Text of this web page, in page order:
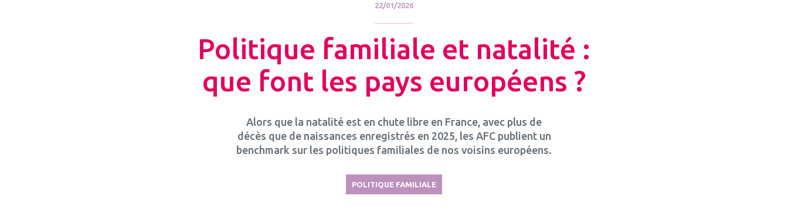
22/01/2026
Politique familiale et natalité :
que font les pays européens ?
Alors que la natalité est en chute libre en France, avec plus de
décès que de naissances enregistrés en 2025, les AFC publient un
benchmark sur les politiques familiales de nos voisins européens.
POLITIQUE FAMILIALE